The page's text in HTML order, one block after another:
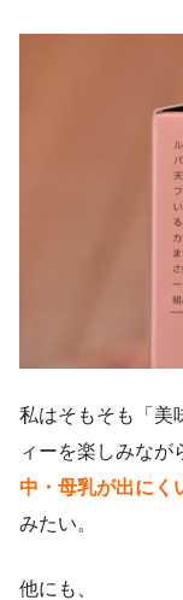
私はそもそも「美
ィーを楽しみなが
中・母乳が出にく
みたい。
他にも、